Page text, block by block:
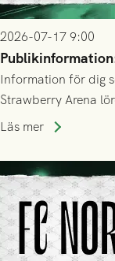
2026-07-17 9:00
Information för dig
Strawberry Arena
Läs mer